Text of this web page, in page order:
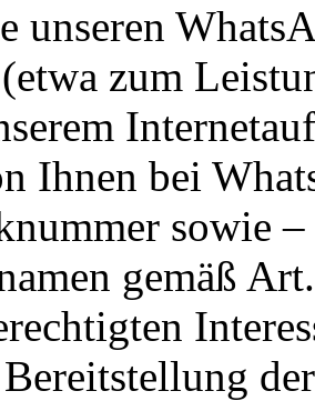
unseren
zum
Ihnen bei
sowie
gemäß